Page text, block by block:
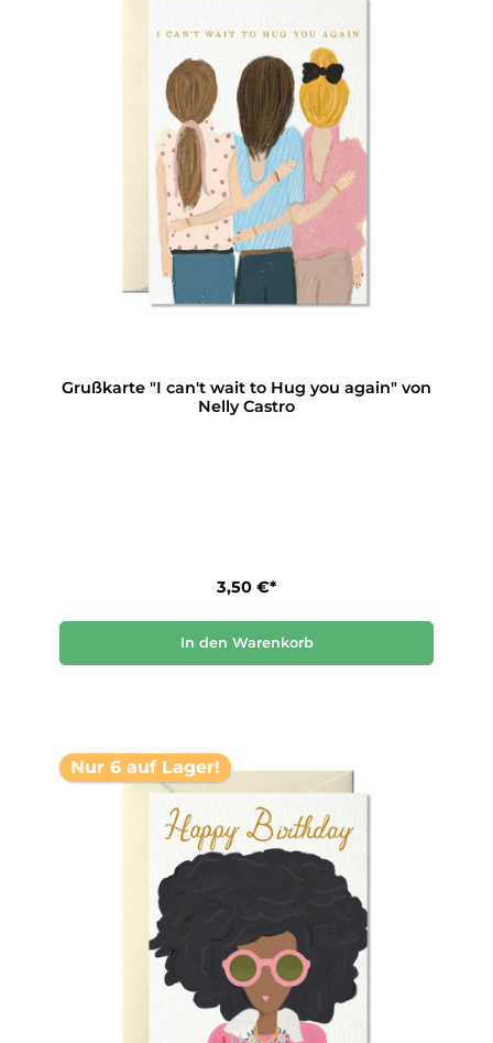
Grußkarte "I can't wait to Hug you again" von
Nelly Castro
3,50 €*
In den Warenkorb
Nur 6 auf Lager!